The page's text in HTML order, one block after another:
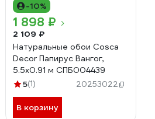
-10%
1 898 ₽
2 109 ₽
Натуральные обои Cosca
Decor Папирус Вангог,
5.5x0.91 м СПБ004439
5(1) 20253022
В корзину